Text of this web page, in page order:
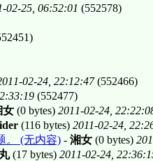
02-25, 06:52:01 (552578)
02-24, 22:12:47(552466)
(552477)
女 (0 bytes) 2011-02-24,
(116 bytes) 2011-02-24,
。 (无内容) - 湘女 (0 bytes)
(17 bytes) 2011-02-24,